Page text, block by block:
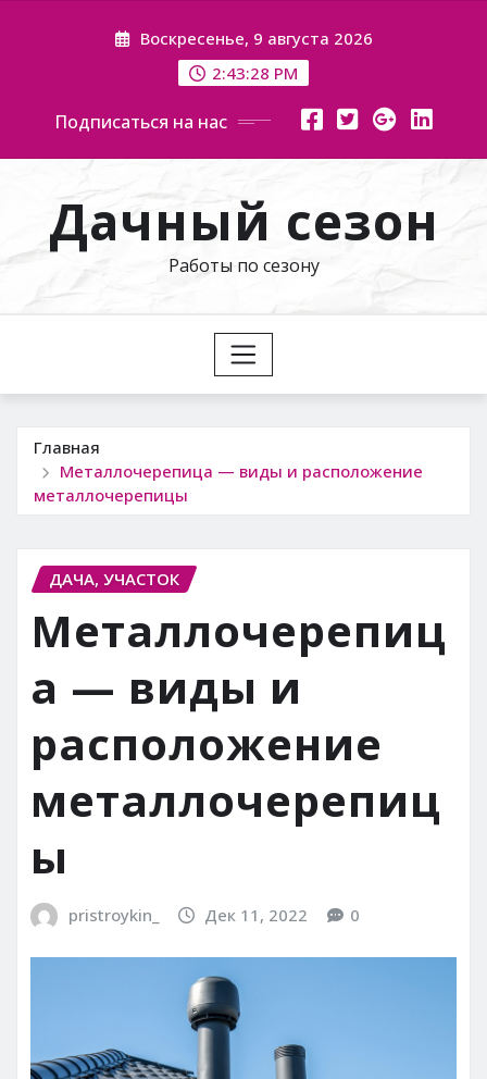
Воскресенье, 9 августа 2026
2:43:29 PM
Подписаться на нас
Дачный сезон
Работы по сезону
Главная
Металлочерепица — виды и расположение
металлочерепицы
ДАЧА, УЧАСТОК
Металлочерепиц
а — виды и
расположение
металлочерепиц
ы
pristroykin_ Дек 11, 2022 0